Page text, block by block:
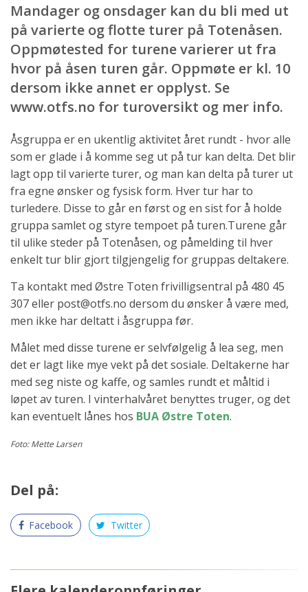
Mandager og onsdager kan du bli med ut
på varierte og flotte turer på Totenåsen.
Oppmøtested for turene varierer ut fra
hvor på åsen turen går. Oppmøte er kl. 10
dersom ikke annet er opplyst. Se
www.otfs.no for turoversikt og mer info.
Åsgruppa er en ukentlig aktivitet året rundt - hvor alle
som er glade i å komme seg ut på tur kan delta. Det blir
lagt opp til varierte turer, og man kan delta på turer ut
fra egne ønsker og fysisk form. Hver tur har to
turledere. Disse to går en først og en sist for å holde
gruppa samlet og styre tempoet på turen.Turene går
til ulike steder på Totenåsen, og påmelding til hver
enkelt tur blir gjort tilgjengelig for gruppas deltakere.
Ta kontakt med Østre Toten frivilligsentral på 480 45
307 eller post@otfs.no dersom du ønsker å være med,
men ikke har deltatt i åsgruppa før.
Målet med disse turene er selvfølgelig å lea seg, men
det er lagt like mye vekt på det sosiale. Deltakerne har
med seg niste og kaffe, og samles rundt et måltid i
løpet av turen. I vinterhalvåret benyttes truger, og det
kan eventuelt lånes hos BUA Østre Toten.
Foto: Mette Larsen
Del på:
Facebook Twitter